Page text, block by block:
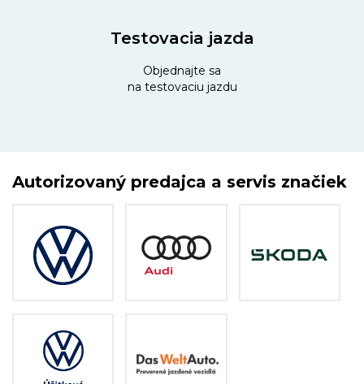
Testovacia jazda
Objednajte sa
na testovaciu jazdu
Autorizovaný predajca a servis značiek